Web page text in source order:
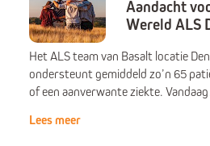
Aandacht
Wereld ALS
Het ALS team van Basalt locatie
ondersteunt gemiddeld zo’n 65
of een aanverwante ziekte.
Lees meer